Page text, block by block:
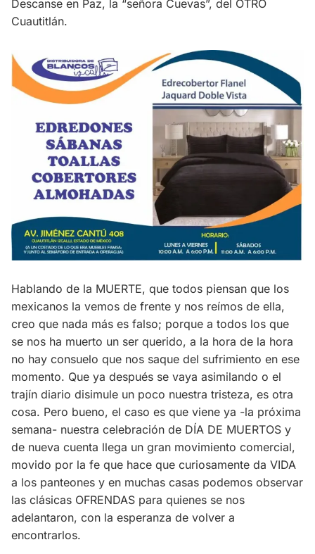
Descanse en Paz, la “señora Cuevas”, del OTRO
Cuautitlán.
Hablando de la MUERTE, que todos piensan que los
mexicanos la vemos de frente y nos reímos de ella,
creo que nada más es falso; porque a todos los que
se nos ha muerto un ser querido, a la hora de la hora
no hay consuelo que nos saque del sufrimiento en ese
momento. Que ya después se vaya asimilando o el
trajín diario disimule un poco nuestra tristeza, es otra
cosa. Pero bueno, el caso es que viene ya -la próxima
semana- nuestra celebración de DÍA DE MUERTOS y
de nueva cuenta llega un gran movimiento comercial,
movido por la fe que hace que curiosamente da VIDA
a los panteones y en muchas casas podemos observar
las clásicas OFRENDAS para quienes se nos
adelantaron, con la esperanza de volver a
encontrarlos.